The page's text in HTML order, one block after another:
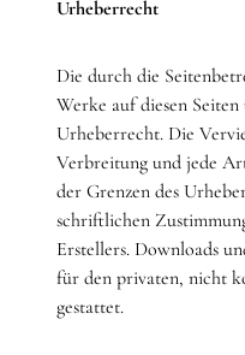
Urheberrecht
Die durch die
Werke auf diesen
Urheberrecht. Die
Verbreitung und jede
der Grenzen des
schriftlichen
Erstellers. Downloads
für den privaten, nicht
gestattet.